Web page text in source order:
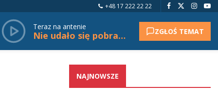
+48 17 222 22 22
Teraz na antenie
Nie udało się pobrać tytułu. ZGŁOŚ TEMAT
NAJNOWSZE